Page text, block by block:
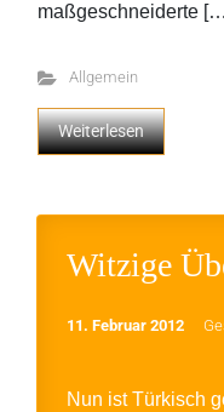
maßgeschneiderte
Allgemein
Weiterlesen
Witzige
11. Februar 2012
Nun ist Türkisch